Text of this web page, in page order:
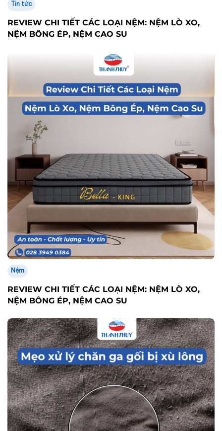
Tin tức
REVIEW CHI TIẾT CÁC LOẠI NỆM: NỆM LÒ XO,
NỆM BÔNG ÉP, NỆM CAO SU
Nệm
REVIEW CHI TIẾT CÁC LOẠI NỆM: NỆM LÒ XO,
NỆM BÔNG ÉP, NỆM CAO SU